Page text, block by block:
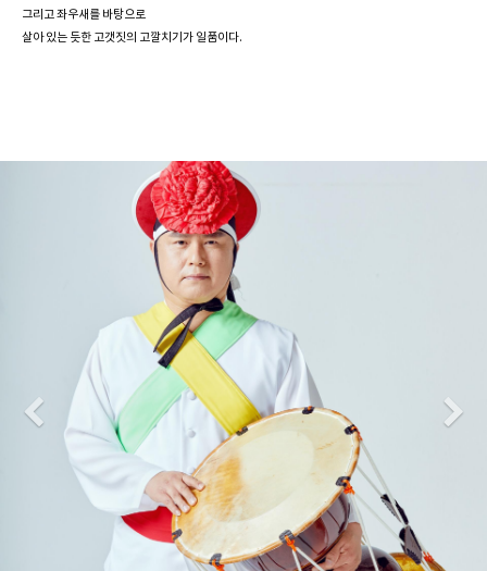
그리고 좌우새를 바탕으로
살아 있는 듯한 고갯짓의 고깔치기가 일품이다.
Previous